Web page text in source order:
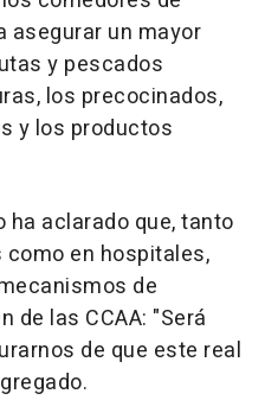
asegurar un mayor
y pescados
los precocinados,
y los productos
ha aclarado que, tanto
en hospitales,
de
de las CCAA: "Será
de que este real